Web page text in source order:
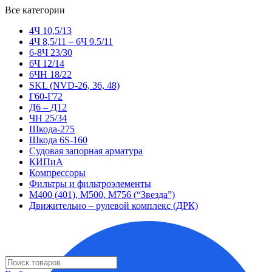
Все категории
4Ч 10,5/13
4Ч 8,5/11 – 6Ч 9.5/11
6-8Ч 23/30
6Ч 12/14
6ЧН 18/22
SKL (NVD-26, 36, 48)
Г60-Г72
Д6 – Д12
ЧН 25/34
Шкода-275
Шкода 6S-160
Судовая запорная арматура
КИПиА
Компрессоры
Фильтры и фильтроэлементы
М400 (401), М500, М756 (“Звезда”)
Движительно – рулевой комплекс (ДРК)